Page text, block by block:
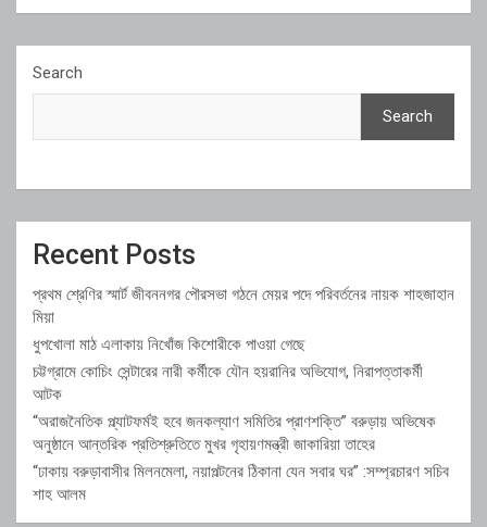
Search
Search
Recent Posts
প্রথম শ্রেণির স্মার্ট জীবননগর পৌরসভা গঠনে মেয়র পদে পরিবর্তনের নায়ক শাহজাহান
মিয়া
ধুপখোলা মাঠ এলাকায় নিখোঁজ কিশোরীকে পাওয়া গেছে
চট্টগ্রামে কোচিং সেন্টারের নারী কর্মীকে যৌন হয়রানির অভিযোগ, নিরাপত্তাকর্মী
আটক
“অরাজনৈতিক প্ল্যাটফর্মই হবে জনকল্যাণ সমিতির প্রাণশক্তি” বরুড়ায় অভিষেক
অনুষ্ঠানে আন্তরিক প্রতিশ্রুতিতে মুখর গৃহায়ণমন্ত্রী জাকারিয়া তাহের
“ঢাকায় বরুড়াবাসীর মিলনমেলা, নয়াপল্টনের ঠিকানা যেন সবার ঘর” :সম্প্রচারণ সচিব
শাহ আলম